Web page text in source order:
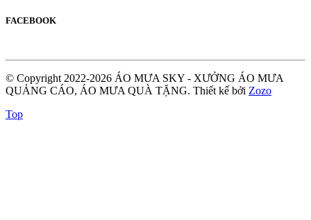
FACEBOOK
© Copyright 2022-2026 ÁO MƯA SKY - XƯỞNG ÁO MƯA
QUẢNG CÁO, ÁO MƯA QUÀ TẶNG. Thiết kế bởi Zozo
Top